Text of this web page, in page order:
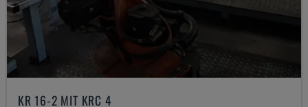
KR 16-2 MIT KRC 4